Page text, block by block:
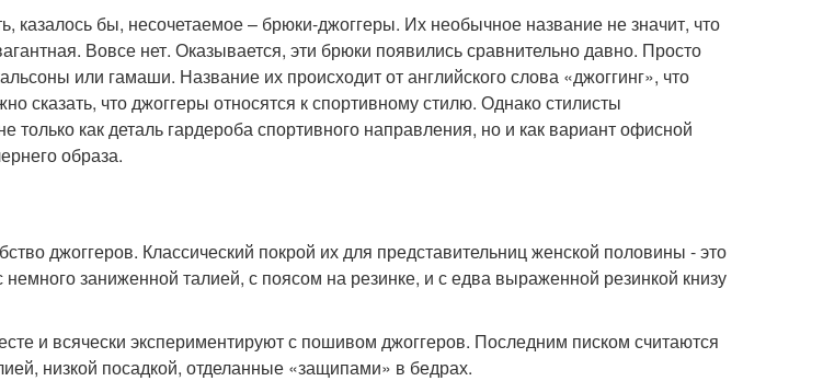
казалось бы, несочетаемое – брюки-джоггеры. Их необычное название не значит, что
Вовсе нет. Оказывается, эти брюки появились сравнительно давно. Просто
или гамаши. Название их происходит от английского слова «джоггинг», что
сказать, что джоггеры относятся к спортивному стилю. Однако стилисты
только как деталь гардероба спортивного направления, но и как вариант офисной
образа.
джоггеров. Классический покрой их для представительниц женской половины - это
заниженной талией, с поясом на резинке, и с едва выраженной резинкой книзу
и всячески экспериментируют с пошивом джоггеров. Последним писком считаются
низкой посадкой, отделанные «защипами» в бедрах.